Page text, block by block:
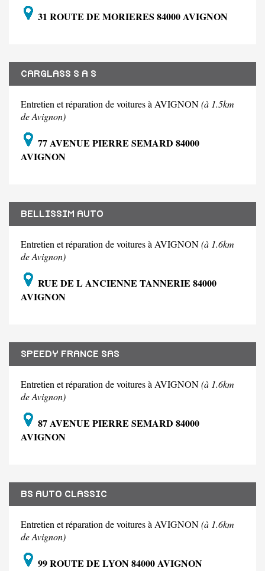
31 ROUTE DE MORIERES 84000 AVIGNON
CARGLASS S A S
Entretien et réparation de voitures à AVIGNON(à 1.5km
de Avignon)
77 AVENUE PIERRE SEMARD 84000
AVIGNON
BELLISSIM AUTO
Entretien et réparation de voitures à AVIGNON(à 1.6km
de Avignon)
RUE DE L ANCIENNE TANNERIE 84000
AVIGNON
SPEEDY FRANCE SAS
Entretien et réparation de voitures à AVIGNON(à 1.6km
de Avignon)
87 AVENUE PIERRE SEMARD 84000
AVIGNON
BS AUTO CLASSIC
Entretien et réparation de voitures à AVIGNON(à 1.6km
de Avignon)
99 ROUTE DE LYON 84000 AVIGNON